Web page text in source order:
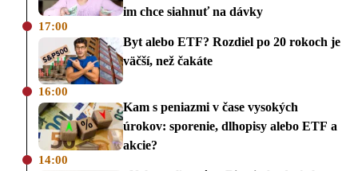
im chce siahnuť na dávky
17:00
Byt alebo ETF? Rozdiel po 20 rokoch je
väčší, než čakáte
16:00
Kam s peniazmi v čase vysokých
úrokov: sporenie, dlhopisy alebo ETF a
akcie?
14:00